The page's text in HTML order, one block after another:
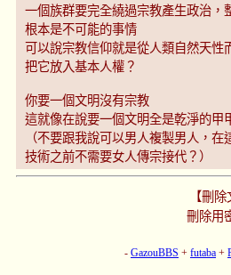
一個族群要完全繞過宗教產生政治，
根本是不可能的事情
可以說宗教信仰就是從人類自然天性
把它放入基本人權？
你要一個文明沒有宗教
這就像在說要一個文明全是乾淨的甲
（不要跟我說可以男人複製男人，
技術之前不需要女人傳宗接代？）
【刪
刪除用
- GazouBBS + futaba +